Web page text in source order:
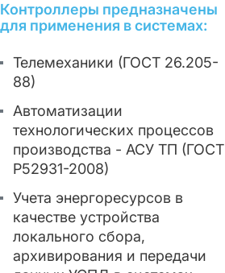
Контроллеры предназначены
для применения в системах:
Телемеханики (ГОСТ 26.205-
88)
Автоматизации
технологических процессов
производства - АСУ ТП (ГОСТ
Р52931-2008)
Учета энергоресурсов в
качестве устройства
локального сбора,
архивирования и передачи